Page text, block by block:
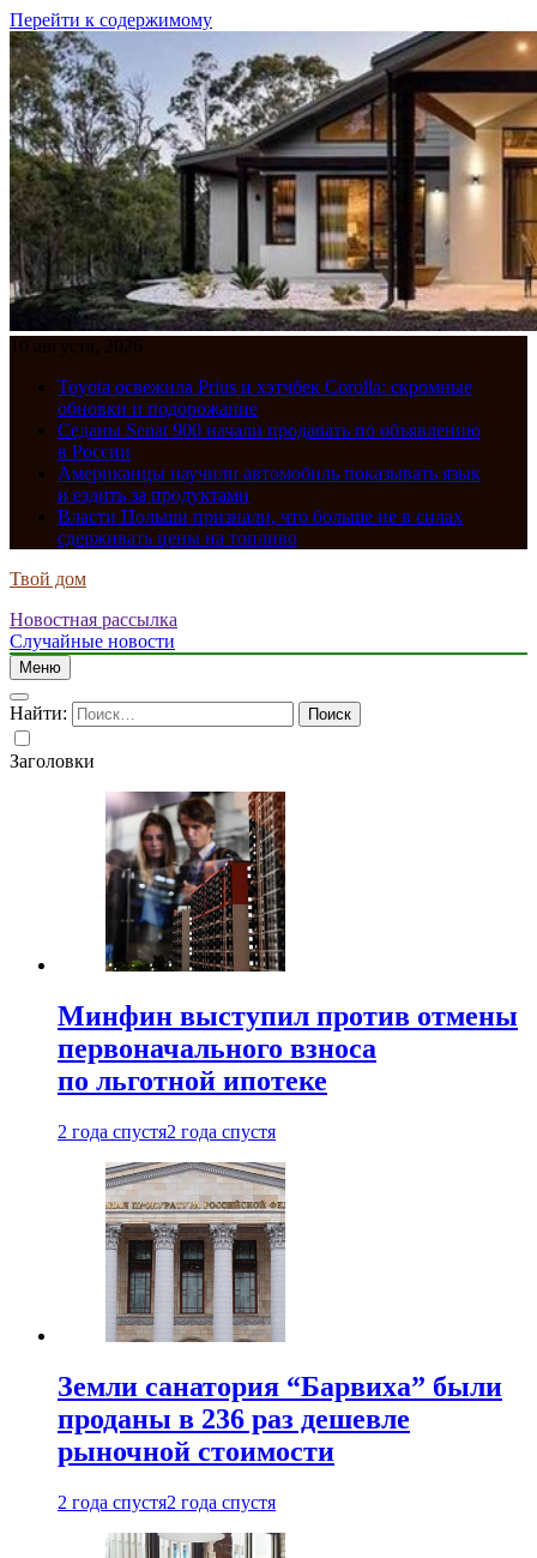
Перейти к содержимому
10 августа, 2026
Toyota освежила Prius и хэтчбек Corolla: скромные
обновки и подорожание
Седаны Senat 900 начали продавать по объявлению
в России
Американцы научили автомобиль показывать язык
и ездить за продуктами
Власти Польши признали, что больше не в силах
сдерживать цены на топливо
Твой дом
Новостная рассылка
Случайные новости
Меню
Найти:
Заголовки
Минфин выступил против отмены
первоначального взноса
по льготной ипотеке
2 года спустя2 года спустя
Земли санатория “Барвиха” были
проданы в 236 раз дешевле
рыночной стоимости
2 года спустя2 года спустя